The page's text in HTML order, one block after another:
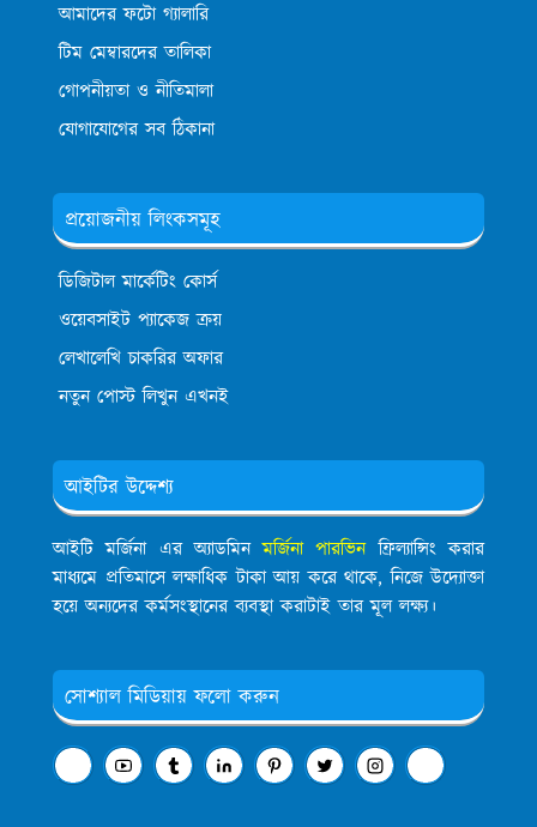
আমাদের ফটো গ্যালারি
টিম মেম্বারদের তালিকা
গোপনীয়তা ও নীতিমালা
যোগাযোগের সব ঠিকানা
প্রয়োজনীয় লিংকসমূহ
ডিজিটাল মার্কেটিং কোর্স
ওয়েবসাইট প্যাকেজ ক্রয়
লেখালেখি চাকরির অফার
নতুন পোস্ট লিখুন এখনই
আইটির উদ্দেশ্য
আইটি মর্জিনা এর অ্যাডমিনমর্জিনা পারভিনফ্রিল্যান্সিং করার
মাধ্যমে প্রতিমাসে লক্ষাধিক টাকা আয় করে থাকে, নিজে উদ্যোক্তা
হয়ে অন্যদের কর্মসংস্থানের ব্যবস্থা করাটাই তার মূল লক্ষ্য।
সোশ্যাল মিডিয়ায় ফলো করুন